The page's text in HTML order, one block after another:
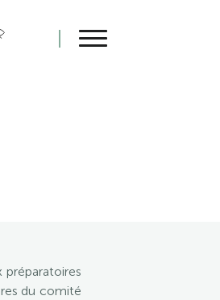
préparatoires
du comité